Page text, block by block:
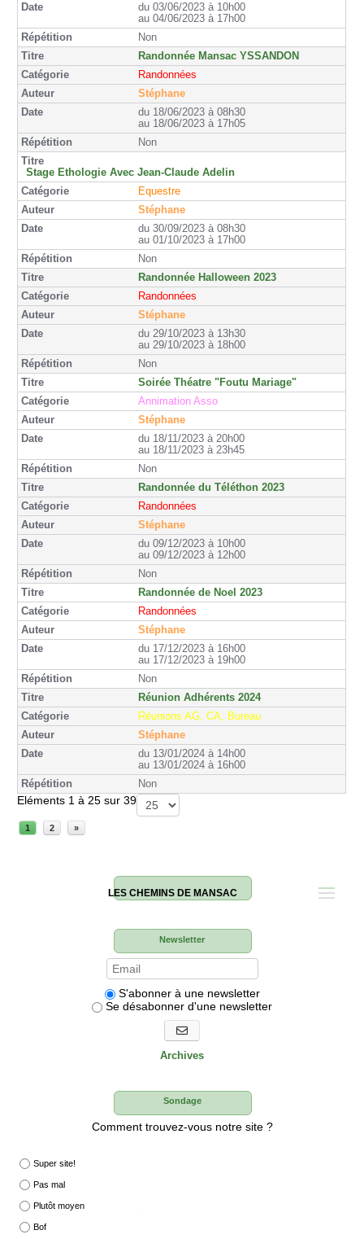
LES CHEMINS DE MANSAC
Newsletter
S'abonner à une newsletter
Se désabonner d'une newsletter
S'abonner aux newsletters
Archives
du 03/06/2023 à 10h00
au 04/06/2023 à 17h00
Non
Randonnée Mansac YSSANDON
Randonnées
Stéphane
du 18/06/2023 à 08h30
au 18/06/2023 à 17h05
Non
Stage Ethologie Avec Jean-Claude Adelin
Equestre
Stéphane
du 30/09/2023 à 08h30
au 01/10/2023 à 17h00
Non
Randonnée Halloween 2023
Randonnées
Stéphane
du 29/10/2023 à 13h30
au 29/10/2023 à 18h00
Non
Soirée Théatre "Foutu Mariage"
Annimation Asso
Stéphane
du 18/11/2023 à 20h00
au 18/11/2023 à 23h45
Non
Randonnée du Téléthon 2023
Randonnées
Stéphane
du 09/12/2023 à 10h00
au 09/12/2023 à 12h00
Non
Randonnée de Noel 2023
Randonnées
Stéphane
du 17/12/2023 à 16h00
au 17/12/2023 à 19h00
Non
Réunion Adhérents 2024
Réunions AG, CA, Bureau
Stéphane
du 13/01/2024 à 14h00
au 13/01/2024 à 16h00
Non
Eléments 1 à 25 sur 39
1 2 »
Sondage
Comment trouvez-vous notre site ?
Super site!
Pas mal
Plutôt moyen
Bof